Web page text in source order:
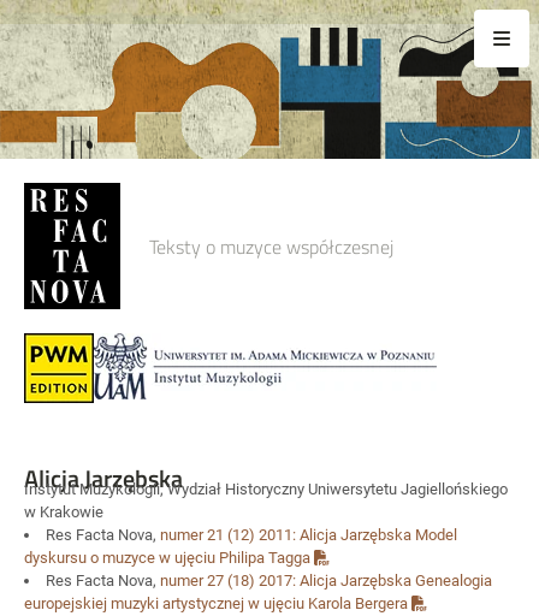
Teksty o muzyce współczesnej
Alicja Jarzębska
Instytut Muzykologii, Wydział Historyczny Uniwersytetu Jagiellońskiego
w Krakowie
Res Facta Nova, numer 21 (12) 2011: Alicja Jarzębska Model
dyskursu o muzyce w ujęciu Philipa Tagga
Res Facta Nova, numer 27 (18) 2017: Alicja Jarzębska Genealogia
europejskiej muzyki artystycznej w ujęciu Karola Bergera